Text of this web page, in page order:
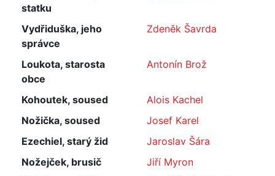
statku
Vydřiduška, jeho
správce
Zdeněk Šavrda
Loukota, starosta
obce
Antonín Brož
Kohoutek, soused
Alois Kachel
Nožička, soused
Josef Karel
Ezechiel, starý žid
Jaroslav Šára
Nožejček, brusič
Jiří Myron